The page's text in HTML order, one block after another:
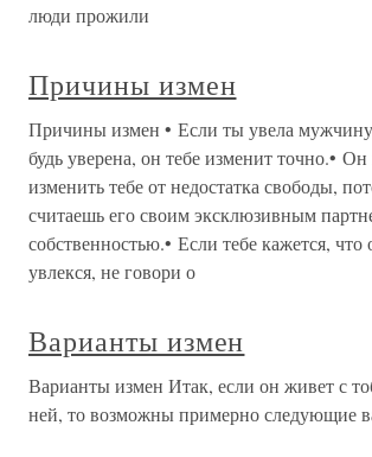
люди прожили
Причины измен
Причины измен • Если ты увела
будь уверена, он тебе изменит точно.•
изменить тебе от недостатка свободы,
считаешь его своим эксклюзивным
собственностью.• Если тебе кажется, что
увлекся, не говори о
Варианты измен
Варианты измен Итак, если он живет с
ней, то возможны примерно следующие